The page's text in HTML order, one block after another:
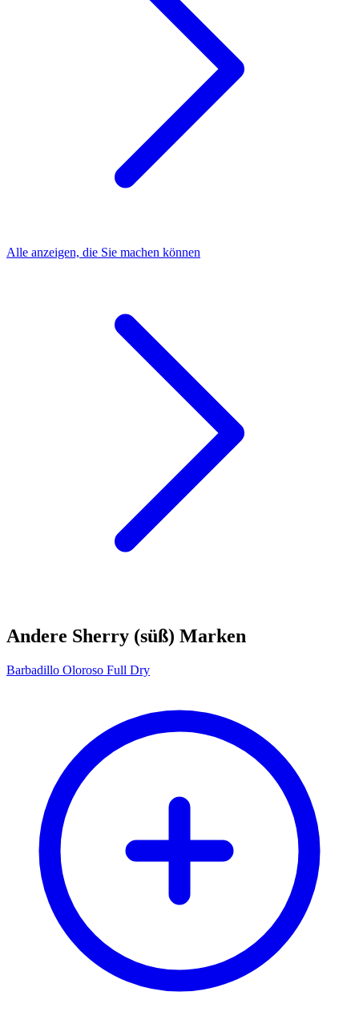
Alle anzeigen, die Sie machen können
Andere Sherry (süß) Marken
Barbadillo Oloroso Full Dry